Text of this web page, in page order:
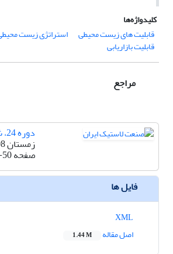
کلیدواژه‌ها
قابلیت های زیست محیطی
استراتژی زیست
قابلیت بازاریابی
مراجع
دوره 24، شماره 96
زمستان 1398
صفحه
فایل ها
اصل مقاله
1.44 M